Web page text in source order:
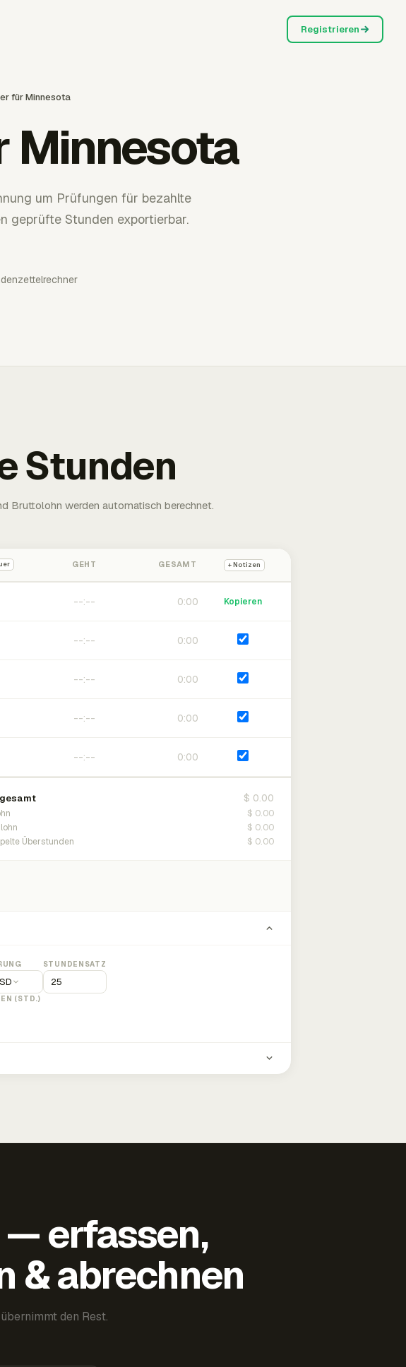
Registrieren
für Minnesota
Minnesota
um Prüfungen für bezahlte
geprüfte Stunden exportierbar.
Stunden
Bruttolohn werden automatisch berechnet.
GEHT GESAMT + Notizen
0:00 Kopieren
0:00
0:00
0:00
0:00
$ 0.00
$ 0.00
$ 0.00
Überstunden $ 0.00
STUNDENSATZ
(STD.)
— erfassen,
& abrechnen
den Rest.